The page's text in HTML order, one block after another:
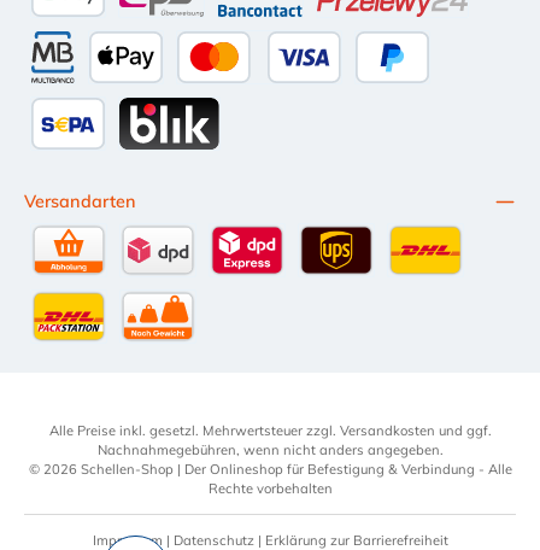
Google Pay eps Bancontact Przelewy24
MultibancoApple Pay
Versandarten
DPD Standardversand
Selbstabholung
Alle Preise inkl. gesetzl. Mehrwertsteuer zzgl. Versandkosten und ggf.
Nachnahmegebühren, wenn nicht anders angegeben.
© 2026 Schellen-Shop | Der Onlineshop für Befestigung & Verbindung - Alle
Rechte vorbehalten
Impressum | Datenschutz | Erklärung zur Barrierefreiheit